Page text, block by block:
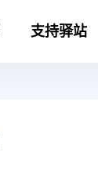
支持驿站